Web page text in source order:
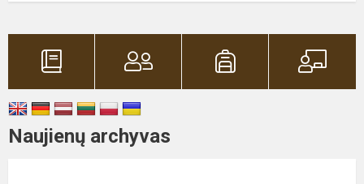
Naujienų archyvas